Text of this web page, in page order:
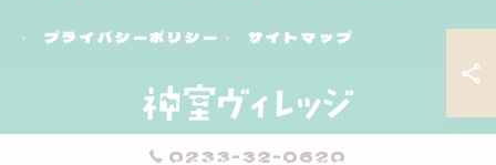
0233-32-0620
プライバシーポリシー サイトマップ